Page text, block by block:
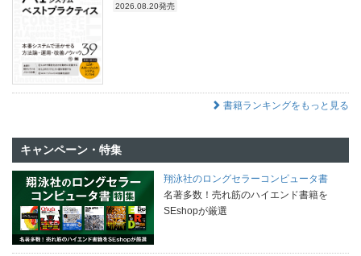
2026.08.20発売
書籍ランキングをもっと見る
キャンペーン・特集
翔泳社のロングセラーコンピュータ書
名著多数！売れ筋のハイエンド書籍を
SEshopが厳選